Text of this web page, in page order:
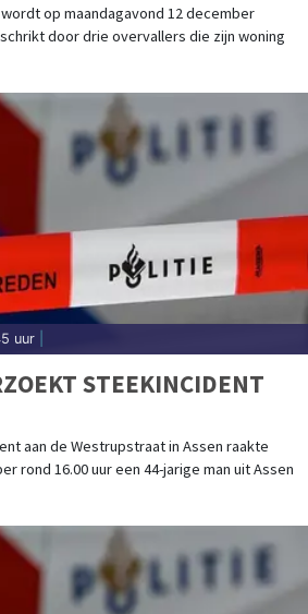
wordt op maandagavond 12 december
door drie overvallers die zijn woning
uur
STEEKINCIDENT
aan de Westrupstraat in Assen raakte
rond 16.00 uur een 44-jarige man uit Assen